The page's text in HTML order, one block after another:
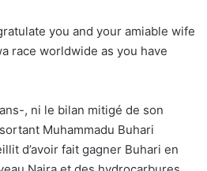
you and your amiable wife
race worldwide as you have
, ni le bilan mitigé de son
Muhammadu Buhari
d’avoir fait gagner Buhari en